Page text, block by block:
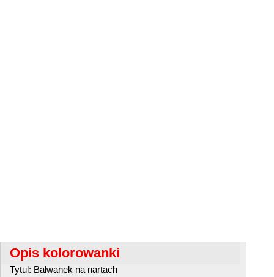
Opis kolorowanki
Tytul: Bałwanek na nartach